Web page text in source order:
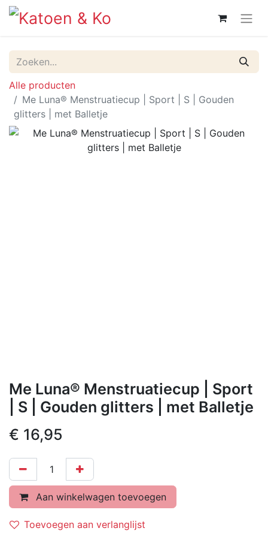
Alle producten
Me Luna® Menstruatiecup | Sport | S | Gouden
glitters | met Balletje
Me Luna® Menstruatiecup | Sport
| S | Gouden glitters | met Balletje
€ 16,95
Aan winkelwagen toevoegen
Toevoegen aan verlanglijst